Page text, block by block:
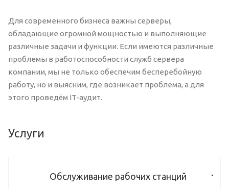
Для современного бизнеса важны серверы,
обладающие огромной мощностью и выполняющие
различные задачи и функции. Если имеются различные
проблемы в работоспособности служб сервера
компании, мы не только обеспечим бесперебойную
работу, но и выясним, где возникает проблема, а для
этого проведём IT-аудит.
Услуги
Обслуживание рабочих станций